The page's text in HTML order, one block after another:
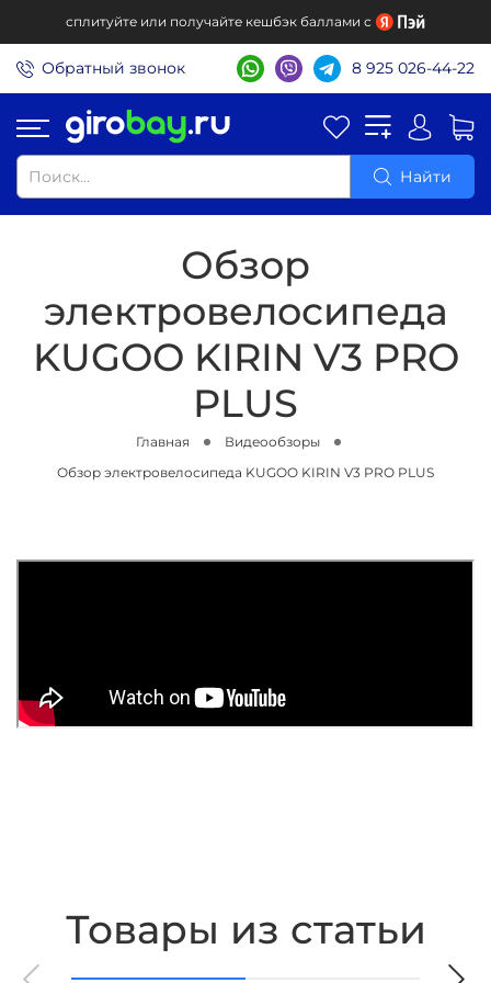
сплитуйте или получайте кешбэк баллами с
Обратный звонок 8 925 026-44-22
Найти
Обзор
электровелосипеда
KUGOO KIRIN V3 PRO
PLUS
Главная
Видеообзоры
Обзор электровелосипеда KUGOO KIRIN V3 PRO PLUS
Товары из статьи